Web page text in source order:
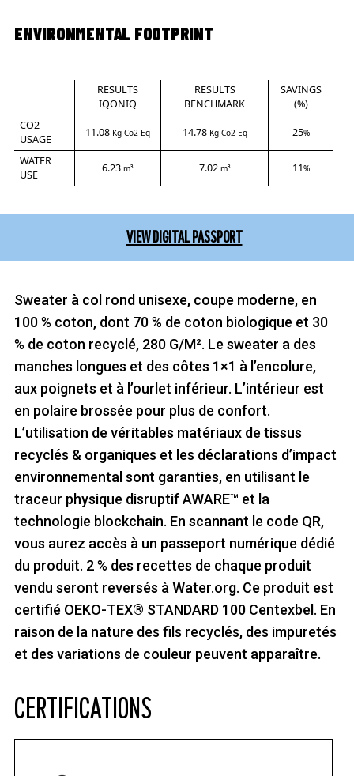
ENVIRONMENTAL FOOTPRINT
RESULTS
IQONIQ
RESULTS
BENCHMARK
SAVINGS
(%)
CO2
USAGE
11.08 Kg Co2-Eq 14.78 Kg Co2-Eq 25%
WATER
USE
6.23 m³ 7.02 m³ 11%
VIEW DIGITAL PASSPORT
Sweater à col rond unisexe, coupe moderne, en
100 % coton, dont 70 % de coton biologique et 30
% de coton recyclé, 280 G/M². Le sweater a des
manches longues et des côtes 1×1 à l’encolure,
aux poignets et à l’ourlet inférieur. L’intérieur est
en polaire brossée pour plus de confort.
L’utilisation de véritables matériaux de tissus
recyclés & organiques et les déclarations d’impact
environnemental sont garanties, en utilisant le
traceur physique disruptif AWARE™ et la
technologie blockchain. En scannant le code QR,
vous aurez accès à un passeport numérique dédié
du produit. 2 % des recettes de chaque produit
vendu seront reversés à Water.org. Ce produit est
certifié OEKO-TEX® STANDARD 100 Centexbel. En
raison de la nature des fils recyclés, des impuretés
et des variations de couleur peuvent apparaître.
CERTIFICATIONS